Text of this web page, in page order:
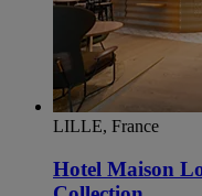
LILLE, France
Hotel Maison